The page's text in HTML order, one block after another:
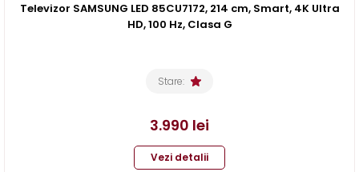
Televizor SAMSUNG LED 85CU7172, 214 cm, Smart, 4K Ultra
HD, 100 Hz, Clasa G
Stare:
3.990 lei
Vezi detalii